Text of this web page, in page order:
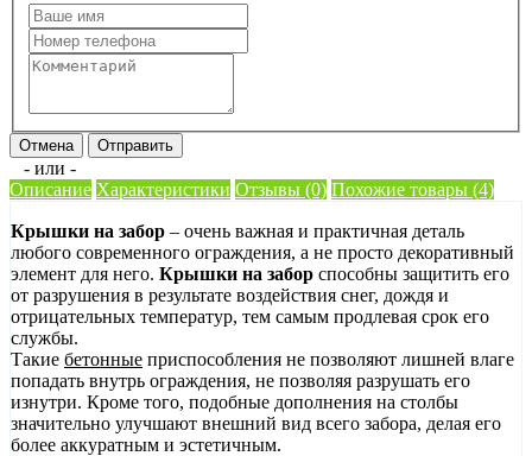
Отмена Отправить
- или -
Описание Характеристики Отзывы (0) Похожие товары (4)
Крышки на забор – очень важная и практичная деталь
любого современного ограждения, а не просто декоративный
элемент для него. Крышки на забор способны защитить его
от разрушения в результате воздействия снег, дождя и
отрицательных температур, тем самым продлевая срок его
службы.
Такие бетонные приспособления не позволяют лишней влаге
попадать внутрь ограждения, не позволяя разрушать его
изнутри. Кроме того, подобные дополнения на столбы
значительно улучшают внешний вид всего забора, делая его
более аккуратным и эстетичным.